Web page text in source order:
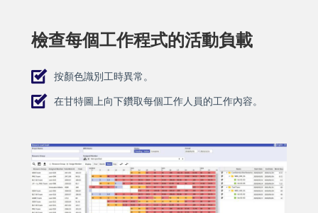
檢查每個工作程式的活動負載
按顏色識別工時異常。
在甘特圖上向下鑽取每個工作人員的工作內容。